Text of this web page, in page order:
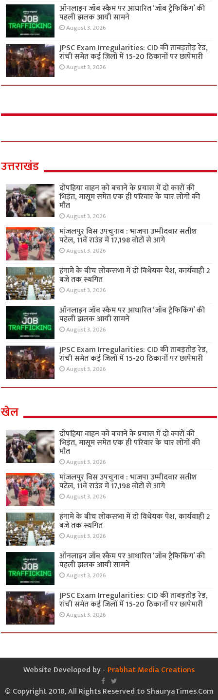
ऑनलाइन जॉब स्कैम पर आधारित ‘जॉब ट्रैफिकिंग’ की
पहली झलक आयी सामने
August 3, 2026
JPSC Exam Irregularities: CID की ताबड़तोड़ रेड,
रांची समेत कई जिलों में 15-20 ठिकानों पर छापेमारी
August 3, 2026
उत्तराखंड
दोपहिया वाहन को बचाने के प्रयास में दो कारों की
भिड़ंत, मासूम समेत एक ही परिवार के चार लोगों की
मौत
August 3, 2026
मांजलपुर विस उपचुनाव : भाजपा उम्मीदवार सतीश
पटेल, 11वें राउंड में 17,198 वोटों से आगे
August 3, 2026
हंगामे के बीच लोकसभा में दो विधेयक पेश, कार्यवाही 2
बजे तक स्थगित
August 3, 2026
ऑनलाइन जॉब स्कैम पर आधारित ‘जॉब ट्रैफिकिंग’ की
पहली झलक आयी सामने
August 3, 2026
JPSC Exam Irregularities: CID की ताबड़तोड़ रेड,
रांची समेत कई जिलों में 15-20 ठिकानों पर छापेमारी
August 3, 2026
खेल
दोपहिया वाहन को बचाने के प्रयास में दो कारों की
भिड़ंत, मासूम समेत एक ही परिवार के चार लोगों की
मौत
August 3, 2026
मांजलपुर विस उपचुनाव : भाजपा उम्मीदवार सतीश
पटेल, 11वें राउंड में 17,198 वोटों से आगे
August 3, 2026
हंगामे के बीच लोकसभा में दो विधेयक पेश, कार्यवाही 2
बजे तक स्थगित
August 3, 2026
ऑनलाइन जॉब स्कैम पर आधारित ‘जॉब ट्रैफिकिंग’ की
पहली झलक आयी सामने
August 3, 2026
JPSC Exam Irregularities: CID की ताबड़तोड़ रेड,
रांची समेत कई जिलों में 15-20 ठिकानों पर छापेमारी
August 3, 2026
Website Developed by - Prabhat Media Creations
© Copyright 2018, All Rights Reserved to ShauryaTimes.Com